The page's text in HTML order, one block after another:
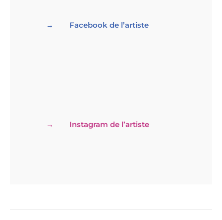
Facebook de l’artiste
Instagram de l’artiste